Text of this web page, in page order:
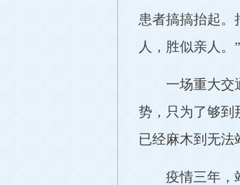
患者搞搞抬起。
人，胜似亲人。”
一场重大交
势，只为了够到
已经麻木到无法
疫情三年，